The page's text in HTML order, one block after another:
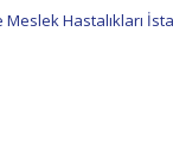
Meslek Hastalıkları